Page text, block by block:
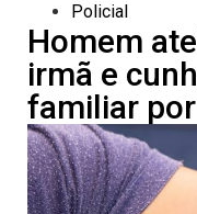
Policial
Homem
irmã e
familiar